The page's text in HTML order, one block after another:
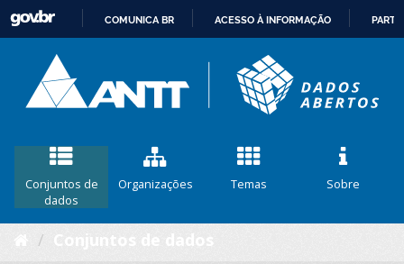
CONTEÚDO
COMUNICA BR ACESSO À INFORMAÇÃO
Conjuntos de
dados
Organizações Temas Sobre